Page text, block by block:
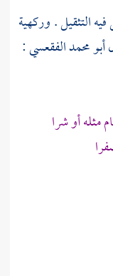
التثقيل . وركهية
أبو محمد الفقعسي:
أو شرا